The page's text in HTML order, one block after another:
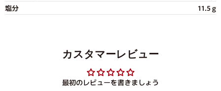
塩分
11.5 g
カスタマーレビュー
最初のレビューを書きましょう